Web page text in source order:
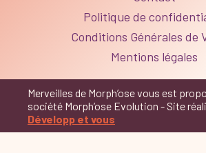
Politique de
Conditions Générales de
Mentions légales
Merveilles de Morph’ose vous est
société Morph’ose Evolution - Site
Développ et vous